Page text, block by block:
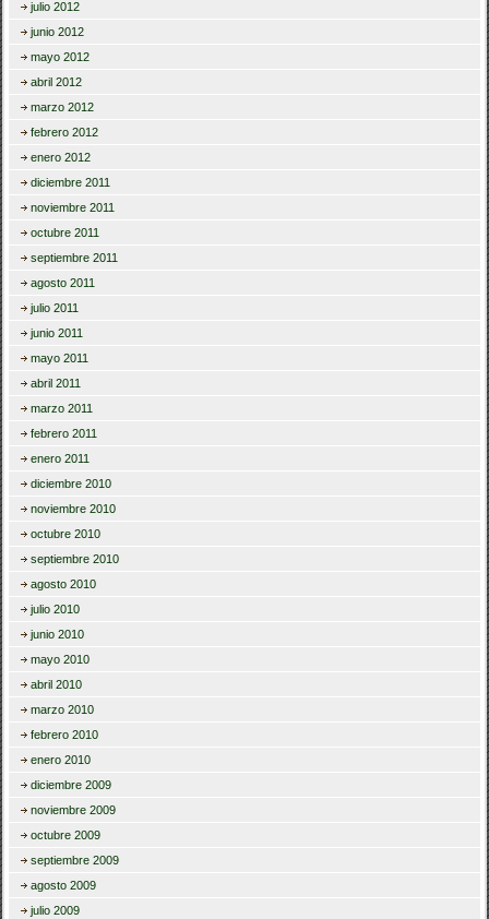
julio 2012
junio 2012
mayo 2012
abril 2012
marzo 2012
febrero 2012
enero 2012
diciembre 2011
noviembre 2011
octubre 2011
septiembre 2011
agosto 2011
julio 2011
junio 2011
mayo 2011
abril 2011
marzo 2011
febrero 2011
enero 2011
diciembre 2010
noviembre 2010
octubre 2010
septiembre 2010
agosto 2010
julio 2010
junio 2010
mayo 2010
abril 2010
marzo 2010
febrero 2010
enero 2010
diciembre 2009
noviembre 2009
octubre 2009
septiembre 2009
agosto 2009
julio 2009